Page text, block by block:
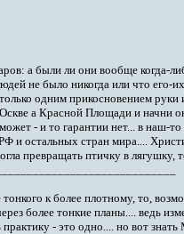
а были ли они вообще когда-
не было никогда или что
одним прикосновением
а Красной Площади и начни
- и то гарантии нет... в наш-
и остальных стран мира....
превращать птичку в лягушку,
тонкого к более плотному, то,
более тонкие планы.... ведь
- это одно.... но вот